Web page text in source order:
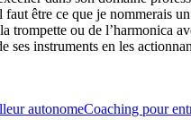
être ce que je nommerais
ou de l’harmonica
ses instruments en les
autonomeCoaching pour